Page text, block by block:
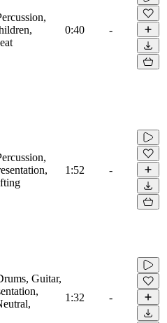
0:40 -
1:52 -
Guitar,
1:32 -